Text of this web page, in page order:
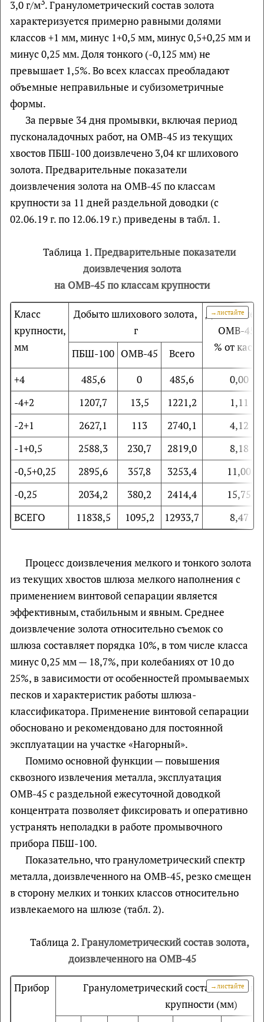
3,0 г/м . Гранулометрический состав золота
характеризуется примерно равными долями
классов +1 мм, минус 1+0,5 мм, минус 0,5+0,25 мм и
минус 0,25 мм. Доля тонкого (-0,125 мм) не
превышает 1,5%. Во всех классах преобладают
объемные неправильные и субизометричные
формы.
За первые 34 дня промывки, включая период
пусконаладочных работ, на ОМВ-45 из текущих
хвостов ПБШ-100 доизвлечено 3,04 кг шлихового
золота. Предварительные показатели
доизвлечения золота на ОМВ-45 по классам
крупности за 11 дней раздельной доводки (с
02.06.19 г. по 12.06.19 г.) приведены в табл. 1.
Таблица 1.Предварительные показатели
доизвлечения золота
на ОМВ-45 по классам крупности
Класс
крупности,
мм
Добыто шлихового золота,
г
ОМВ-45,
% от кассы
ПБШ-100 ОМВ-45
Всего
+4
485,6 0 485,6
0,00
-4+2
1207,7 13,5 1221,2
1,11
-2+1
2627,1 113 2740,1
4,12
-1+0,5
2588,3 230,7 2819,0
8,18
-0,5+0,25
2895,6 357,8 3253,4
11,00
-0,25
2034,2 380,2 2414,4
15,75
ВСЕГО
11838,5 1095,2 12933,7 8,47
Процесс доизвлечения мелкого и тонкого золота
из текущих хвостов шлюза мелкого наполнения с
применением винтовой сепарации является
эффективным, стабильным и явным. Среднее
доизвлечение золота относительно съемок со
шлюза составляет порядка 10%, в том числе класса
минус 0,25 мм — 18,7%, при колебаниях от 10 до
25%, в зависимости от особенностей промываемых
песков и характеристик работы шлюза-
классификатора. Применение винтовой сепарации
обосновано и рекомендовано для постоянной
эксплуатации на участке «Нагорный».
Помимо основной функции — повышения
сквозного извлечения металла, эксплуатация
ОМВ-45 с раздельной ежесуточной доводкой
концентрата позволяет фиксировать и оперативно
устранять неполадки в работе промывочного
прибора ПБШ-100.
Показательно, что гранулометрический спектр
металла, доизвлеченного на ОМВ-45, резко смещен
в сторону мелких и тонких классов относительно
извлекаемого на шлюзе (табл. 2).
Таблица 2.Гранулометрический состав золота,
доизвлеченного на ОМВ-45
Прибор
Гранулометрический состав золота в
крупности (мм)